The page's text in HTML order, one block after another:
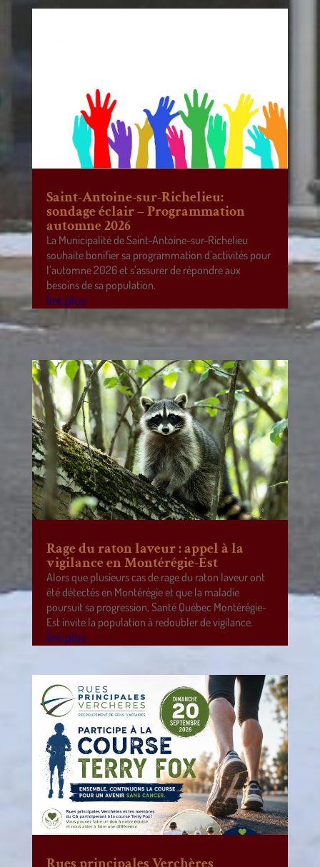
Saint-Antoine-sur-Richelieu:
sondage éclair – Programmation
automne 2026
La Municipalité de Saint-Antoine-sur-Richelieu
souhaite bonifier sa programmation d’activités pour
l’automne 2026 et s’assurer de répondre aux
besoins de sa population.
lire plus
Rage du raton laveur : appel à la
vigilance en Montérégie-Est
Alors que plusieurs cas de rage du raton laveur ont
été détectés en Montérégie et que la maladie
poursuit sa progression, Santé Québec Montérégie-
Est invite la population à redoubler de vigilance.
lire plus